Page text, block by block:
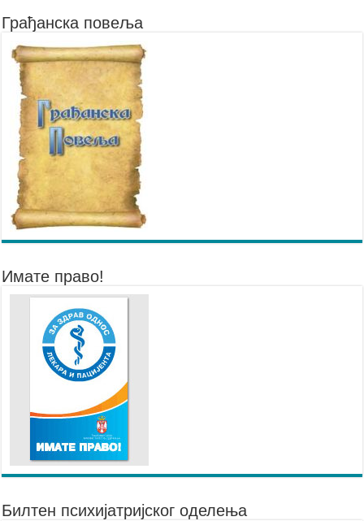
Грађанска повеља
Имате право!
Билтен психијатријског оделења